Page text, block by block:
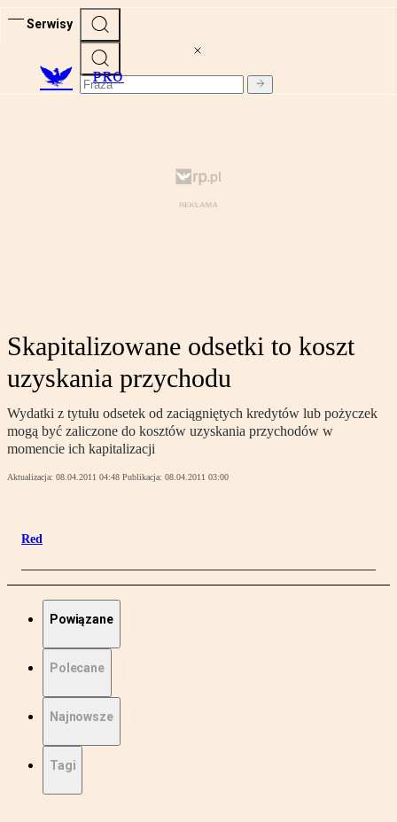
Serwisy
PRO
Skapitalizowane odsetki to koszt
uzyskania przychodu
Wydatki z tytułu odsetek od zaciągniętych kredytów lub pożyczek
mogą być zaliczone do kosztów uzyskania przychodów w
momencie ich kapitalizacji
Aktualizacja: 08.04.2011 04:48 Publikacja: 08.04.2011 03:00
Red
Powiązane
Polecane
Najnowsze
Tagi